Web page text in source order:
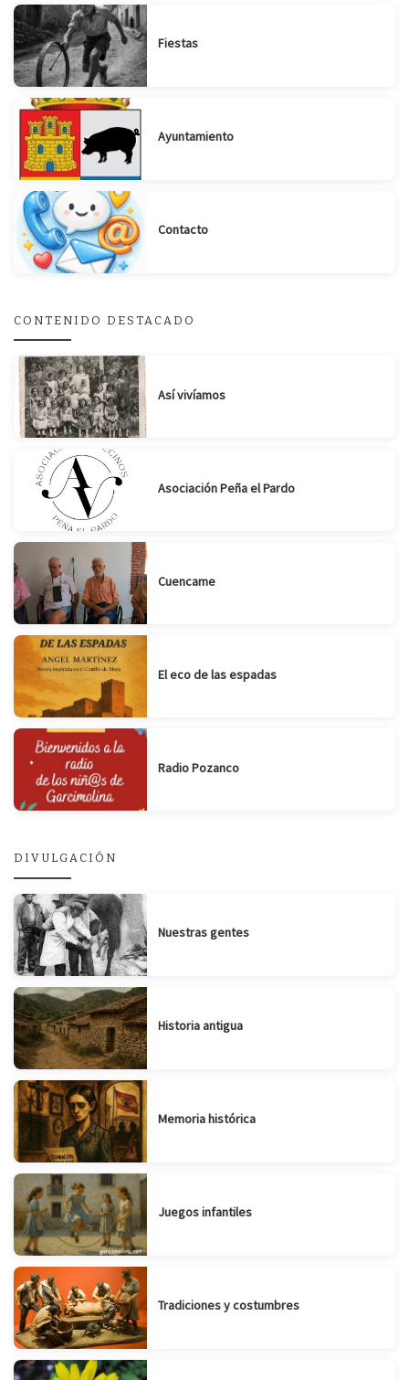
Fiestas
Ayuntamiento
Contacto
CONTENIDO DESTACADO
Así vivíamos
Asociación Peña el Pardo
Cuencame
El eco de las espadas
Radio Pozanco
DIVULGACIÓN
Nuestras gentes
Historia antigua
Memoria histórica
Juegos infantiles
Tradiciones y costumbres